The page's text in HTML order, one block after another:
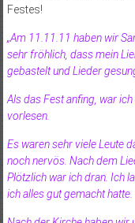
Festes!
„Am 11.11.11 haben wir
sehr fröhlich, dass mein
gebastelt und Lieder
Als das Fest anfing, war
vorlesen.
Es waren sehr viele Leute
noch nervös. Nach dem
Plötzlich war ich dran. Ich
ich alles gut gemacht hatte.